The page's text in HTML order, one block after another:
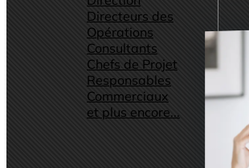
Directeurs des
Opérations
Consultants
Chefs de Projet
Responsables
Commerciaux
et plus encore...